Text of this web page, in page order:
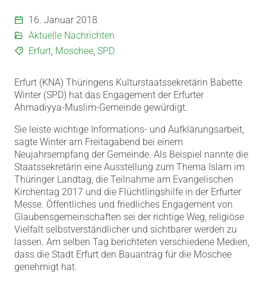
16. Januar 2018
Aktuelle Nachrichten
Erfurt, Moschee, SPD
Erfurt (KNA) Thüringens Kulturstaatssekretärin Babette
Winter (SPD) hat das Engagement der Erfurter
Ahmadiyya-Muslim-Gemeinde gewürdigt.
Sie leiste wichtige Informations- und Aufklärungsarbeit,
sagte Winter am Freitagabend bei einem
Neujahrsempfang der Gemeinde. Als Beispiel nannte die
Staatssekretärin eine Ausstellung zum Thema Islam im
Thüringer Landtag, die Teilnahme am Evangelischen
Kirchentag 2017 und die Flüchtlingshilfe in der Erfurter
Messe. Öffentliches und friedliches Engagement von
Glaubensgemeinschaften sei der richtige Weg, religiöse
Vielfalt selbstverständlicher und sichtbarer werden zu
lassen. Am selben Tag berichteten verschiedene Medien,
dass die Stadt Erfurt den Bauantrag für die Moschee
genehmigt hat.